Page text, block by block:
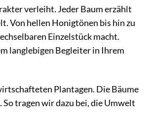
verleiht. Jeder Baum erzählt
Von hellen Honigtönen bis hin zu
Einzelstück macht.
langlebigen Begleiter in Ihrem
Plantagen. Die Bäume
tragen wir dazu bei, die Umwelt